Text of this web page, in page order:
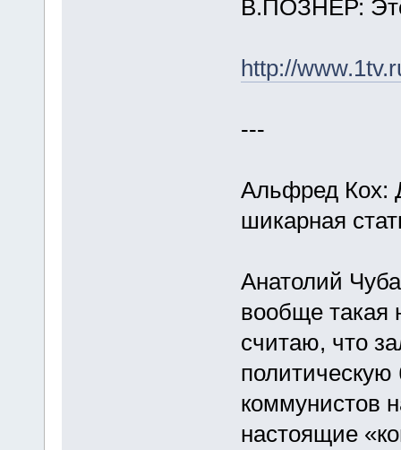
В.ПОЗНЕР:
http://
---
Альфред Кох:
шикарная
Анатолий
вообще такая
считаю, что
политическую
коммунистов
настоящие